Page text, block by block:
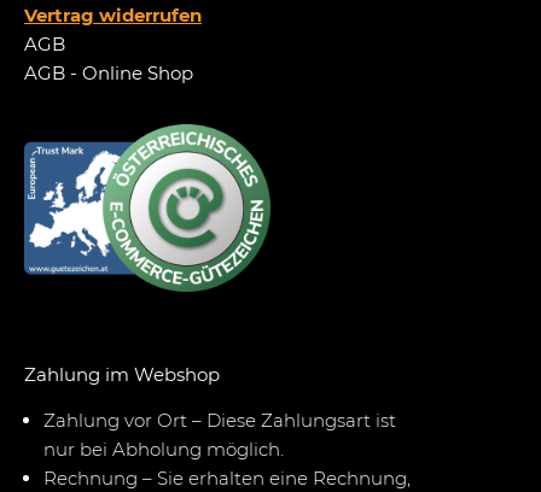
Vertrag widerrufen
AGB
AGB - Online Shop
Zahlung im Webshop
Zahlung vor Ort – Diese Zahlungsart ist
nur bei Abholung möglich.
Rechnung – Sie erhalten eine Rechnung,